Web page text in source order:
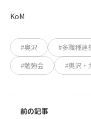
KoM
#奥沢 #多職種連
#勉強会
#奥沢・
前の記事